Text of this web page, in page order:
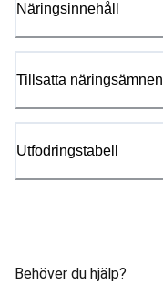
Näringsinnehåll
Tillsatta näringsämnen
Utfodringstabell
Behöver du hjälp?